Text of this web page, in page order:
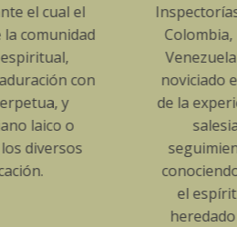
Inspectorías Salesianas de
Colombia, Bolivia, Perú,
Venezuela y Ecuador. El
noviciado es el comienzo
de la experiencia religiosa
salesiana como
seguimiento de Cristo,
conociendo y asimilando
el espíritu salesiano
heredado en San Juan